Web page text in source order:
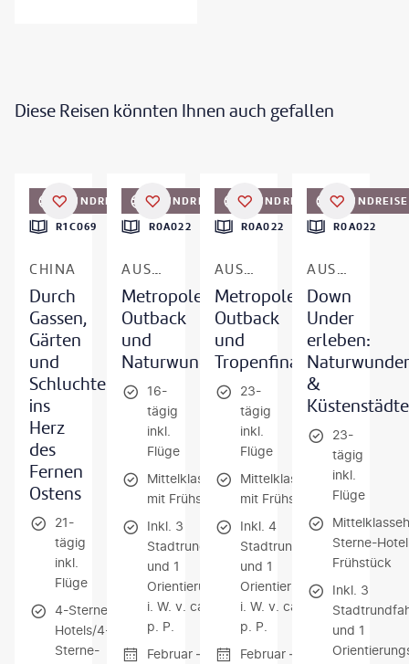
Diese Reisen könnten Ihnen auch gefallen
RUNDREISE
R1C069
CHINA
Durch
Gassen,
Gärten
und
Schluchten
ins
Herz
des
Fernen
Ostens
21-
tägig
inkl.
Flüge
4-Sterne-
Hotels/4-
Sterne-
RUNDREISE
R0A022
AUSTRALIEN MIT TASMANIEN
Metropolen,
Outback
und
Naturwunder
16-
tägig
inkl.
Flüge
Mittelklassehotels
mit Frühstück
Inkl. 3
Stadtrundfahrten
und 1
Orientierungsfahrt
i. W. v. ca. 300 €
p. P.
Februar —
RUNDREISE
R0A022
AUSTRALIEN MIT TASMANIEN & SINGAPUR
Metropolen,
Outback
und
Tropenfinale
23-
tägig
inkl.
Flüge
Mittelklassehotels
mit Frühstück
Inkl. 4
Stadtrundfahrten
und 1
Orientierungsfahrt
i. W. v. ca. 380 €
p. P.
Februar —
RUNDREISE
R0A022
AUSTRALIEN MIT TASMANIEN
Down
Under
erleben:
Naturwunder
&
Küstenstädte
23-
tägig
inkl.
Flüge
Sterne-
Frühstück
Inkl. 3
und 1